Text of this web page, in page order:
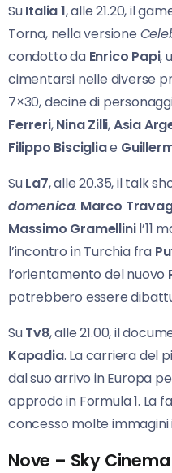
SuItalia 1, alle 21.20, il
Torna, nella versione
condotto da Enrico Papi,
cimentarsi nelle diverse
7×30, decine di
Ferreri,Nina Zilli,Asia
Filippo Biscigliae
SuLa7, alle 20.35, il talk
domenica. Marco
Massimo Gramellinil’11
l’incontro in Turchia fra
l’orientamento del nuovo
potrebbero essere
SuTv8, alle 21.00, il
Kapadia. La carriera del
dal suo arrivo in Europa
approdo in Formula 1. La
concesso molte immagini
Nove – Sky